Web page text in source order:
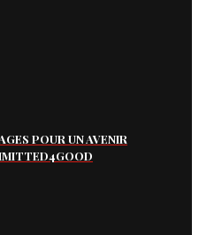
POUR UN AVENIR